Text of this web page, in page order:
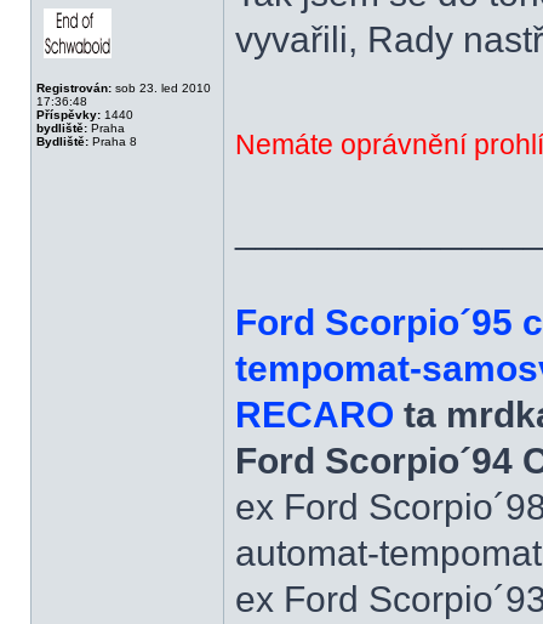
Registrován: sob 23. led 2010
17:36:48
Příspěvky: 1440
bydliště: Praha
Bydliště: Praha 8
vyvařili, Rady
Nemáte oprávnění
Ford Scorpio´95
tempomat-
RECARO ta
Ford Scorpio´94
ex Ford
automat-
ex Ford